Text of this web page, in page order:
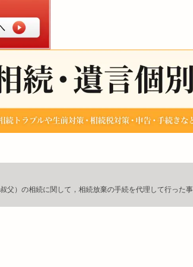
父）の相続に関して，相続放棄の手続を代理して行った